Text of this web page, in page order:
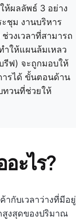
ห้ผลลัพธ์ 3 อย่าง
ชุม งานบริหาร
วงเวลาที่สามารถ
ำให้แผนล้มเหลว
รีฟ) จะถูกมอบให้
ารได้ ขั้นตอนด้าน
ทวนที่ช่วยให้
ะไร?
กับเวลาว่างที่มีอยู่
งสุดของปริมาณ